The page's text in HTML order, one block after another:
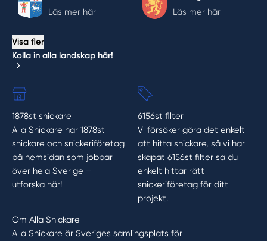
Läs mer här
Läs mer här
Visa fler
Kolla in alla landskap här!
1878st snickare
Alla Snickare har 1878st
snickare och snickeriföretag
på hemsidan som jobbar
över hela Sverige –
utforska här!
6156st filter
Vi försöker göra det enkelt
att hitta snickare, så vi har
skapat 6156st filter så du
enkelt hittar rätt
snickeriföretag för ditt
projekt.
Om Alla Snickare
Alla Snickare är Sveriges samlingsplats för